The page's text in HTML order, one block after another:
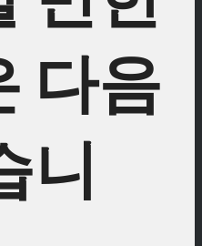
다음
니